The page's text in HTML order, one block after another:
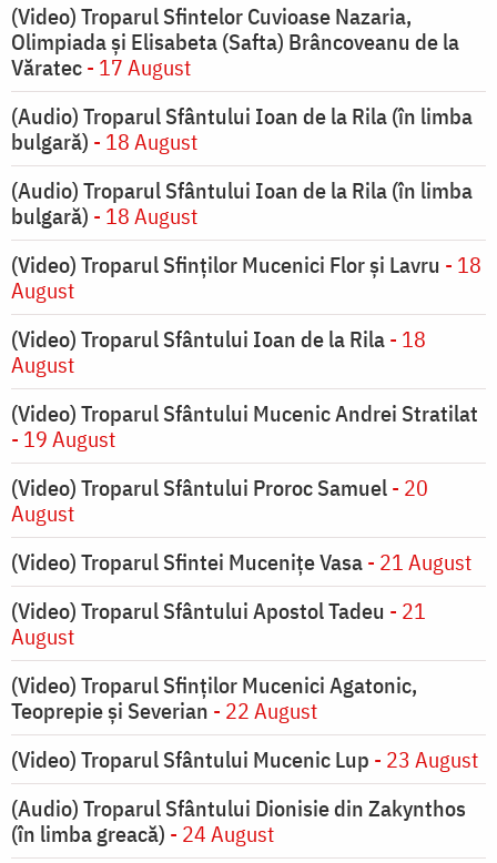
(Video) Troparul Sfintelor Cuvioase Nazaria,
Olimpiada și Elisabeta (Safta) Brâncoveanu de la
Văratec- 17 August
(Audio) Troparul Sfântului Ioan de la Rila (în limba
bulgară) - 18 August
(Audio) Troparul Sfântului Ioan de la Rila (în limba
bulgară) - 18 August
(Video) Troparul Sfinților Mucenici Flor și Lavru - 18
August
(Video) Troparul Sfântului Ioan de la Rila- 18
August
(Video) Troparul Sfântului Mucenic Andrei Stratilat
- 19 August
(Video) Troparul Sfântului Proroc Samuel- 20
August
(Video) Troparul Sfintei Mucenițe Vasa- 21 August
(Video) Troparul Sfântului Apostol Tadeu - 21
August
(Video) Troparul Sfinților Mucenici Agatonic,
Teoprepie și Severian - 22 August
(Video) Troparul Sfântului Mucenic Lup - 23 August
(Audio) Troparul Sfântului Dionisie din Zakynthos
(în limba greacă) - 24 August